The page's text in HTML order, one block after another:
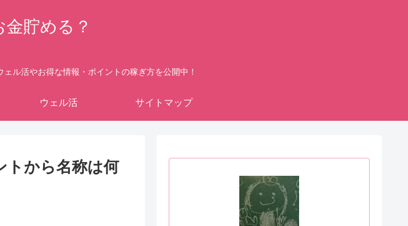
貯める？
ル活やお得な情報・ポイントの稼ぎ方を公開中！
ウェル活 サイトマップ
トから名称は何